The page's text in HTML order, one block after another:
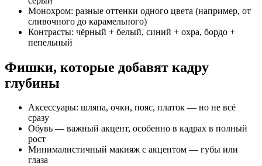
Монохром: разные оттенки одного цвета (например, от
сливочного до карамельного)
Контрасты: чёрный + белый, синий + охра, бордо +
пепельный
Фишки, которые добавят кадру
глубины
Аксессуары: шляпа, очки, пояс, платок — но не всё
сразу
Обувь — важный акцент, особенно в кадрах в полный
рост
Минималистичный макияж с акцентом — губы или
глаза